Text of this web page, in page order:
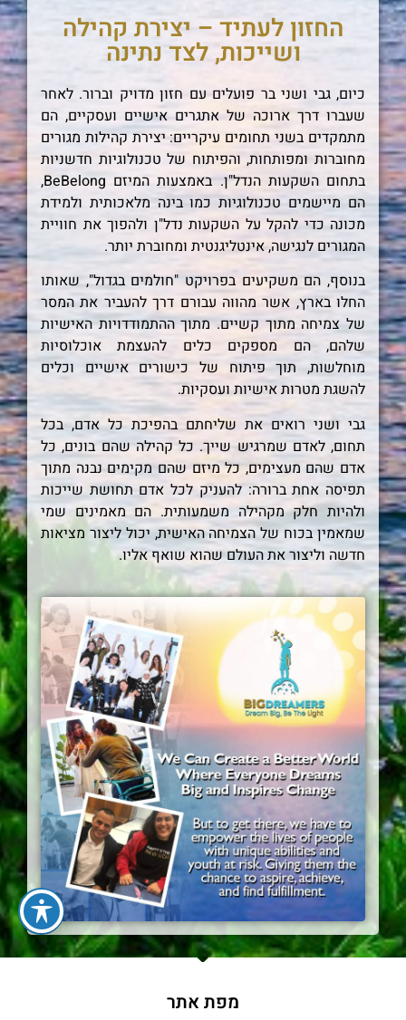
החזון לעתיד – יצירת קהילה
ושייכות, לצד נתינה
כיום, גבי ושני בר פועלים עם חזון מדויק וברור. לאחר
שעברו דרך ארוכה של אתגרים אישיים ועסקיים, הם
מתמקדים בשני תחומים עיקריים: יצירת קהילות מגורים
מחוברות ומפותחות, והפיתוח של טכנולוגיות חדשניות
בתחום השקעות הנדל"ן. באמצעות המיזם BeBelong,
הם מיישמים טכנולוגיות כמו בינה מלאכותית ולמידת
מכונה כדי להקל על השקעות נדל"ן ולהפוך את חוויית
המגורים לנגישה, אינטליגנטית ומחוברת יותר.
בנוסף, הם משקיעים בפרויקט "חולמים בגדול", שאותו
החלו בארץ, אשר מהווה עבורם דרך להעביר את המסר
של צמיחה מתוך קשיים. מתוך ההתמודדויות האישיות
שלהם, הם מספקים כלים להעצמת אוכלוסיות
מוחלשות, תוך פיתוח של כישורים אישיים וכלים
להשגת מטרות אישיות ועסקיות.
גבי ושני רואים את שליחתם בהפיכת כל אדם, בכל
תחום, לאדם שמרגיש שייך. כל קהילה שהם בונים, כל
אדם שהם מעצימים, כל מיזם שהם מקימים נבנה מתוך
תפיסה אחת ברורה: להעניק לכל אדם תחושת שייכות
ולהיות חלק מקהילה משמעותית. הם מאמינים שמי
שמאמין בכוח של הצמיחה האישית, יכול ליצור מציאות
חדשה וליצור את העולם שהוא שואף אליו.
מפת אתר